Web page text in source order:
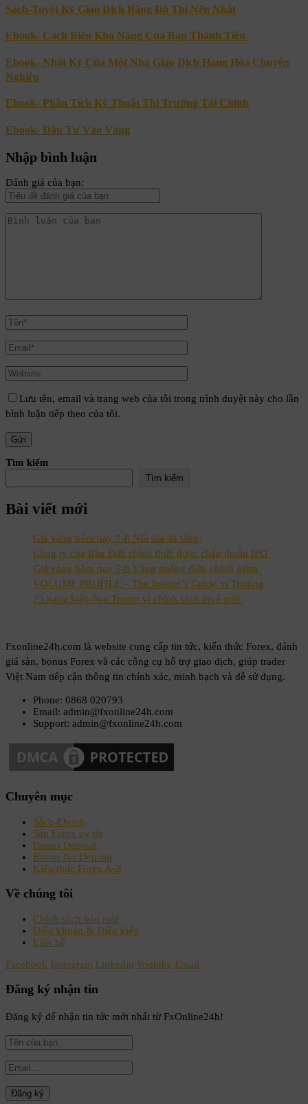
Sách-Tuyệt Kỹ Giao Dịch Bằng Đồ Thị Nến Nhật
Ebook- Cách Biến Khả Năng Của Bạn Thành Tiền
Ebook- Nhật Ký Của Một Nhà Giao Dịch Hàng Hóa Chuyên
Nghiệp
Ebook- Phân Tích Kỹ Thuật Thị Trường Tài Chính
Ebook- Đầu Tư Vào Vàng
Nhập bình luận
Đánh giá của bạn:
Lưu tên, email và trang web của tôi trong trình duyệt này cho lần
bình luận tiếp theo của tôi.
Tìm kiếm
Tìm kiếm
Bài viết mới
Giá vàng hôm nay 7-8 Nối dài đà tăng
Công ty của Bầu Đức chính thức được chấp thuận IPO
Giá vàng hôm nay 5-8 Vàng miếng điều chỉnh giảm
VOLUME PROFILE – The Insider’s Guide to Trading
25 bang kiện ông Trump vì chính sách thuế mới
Fxonline24h.com là website cung cấp tin tức, kiến thức Forex, đánh
giá sàn, bonus Forex và các công cụ hỗ trợ giao dịch, giúp trader
Việt Nam tiếp cận thông tin chính xác, minh bạch và dễ sử dụng.
Phone: 0868 020793
Email: admin@fxonline24h.com
Support: admin@fxonline24h.com
Chuyên mục
Sách-Ebook
Sàn Forex uy tín
Bonus Deposit
Bonus No Deposit
Kiến thức Forex A-Z
Về chúng tôi
Chính sách bảo mật
Điều khoản & Điều kiện
Liên hệ
Facebook Instagram Linkedin Youtube Email
Đăng ký nhận tin
Đăng ký để nhận tin tức mới nhất từ FxOnline24h!